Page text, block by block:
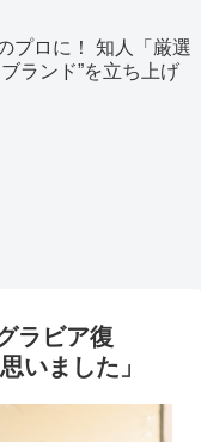
プロに！ 知人「厳選
ランド”を立ち上げ
ラビア復
いました」